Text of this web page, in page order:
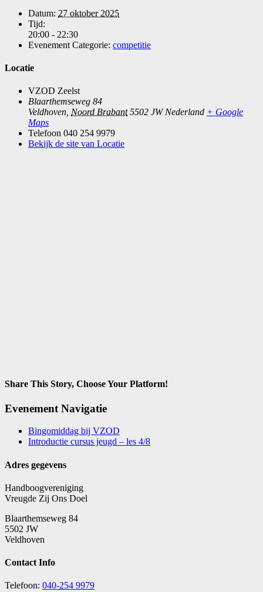
Datum: 27 oktober 2025
Tijd:
20:00 - 22:30
Evenement Categorie: competitie
Locatie
VZOD Zeelst
Blaarthemseweg 84
Veldhoven Noord Brabant 5502 JW Nederland + Google
Maps
Telefoon 040 254 9979
Bekijk de site van Locatie
Share This Story, Choose Your Platform!
Facebook
X
Reddit
Tumblr
E-
Evenement Navigatie
Bingomiddag bij VZOD
Introductie cursus jeugd – les 4/8
Adres gegevens
Handboogvereniging
Vreugde Zij Ons Doel
Blaarthemseweg 84
5502 JW
Veldhoven
Contact Info
Telefoon: 040-254 9979